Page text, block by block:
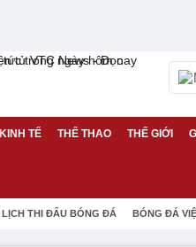
KINH TẾ THỂ THAO THẾ GIỚI
LỊCH THI ĐẤU BÓNG ĐÁ BÓNG ĐÁ